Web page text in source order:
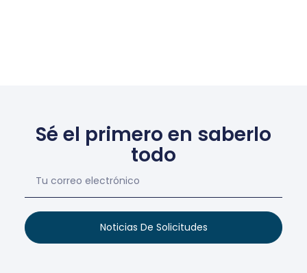
Sé el primero en saberlo
todo
Noticias De Solicitudes